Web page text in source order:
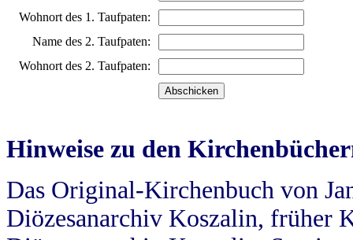
Wohnort des 1. Taufpaten:
Name des 2. Taufpaten:
Wohnort des 2. Taufpaten:
Hinweise zu den
Das Original-Kirchenbuch von
Diözesanarchiv Koszalin, früher